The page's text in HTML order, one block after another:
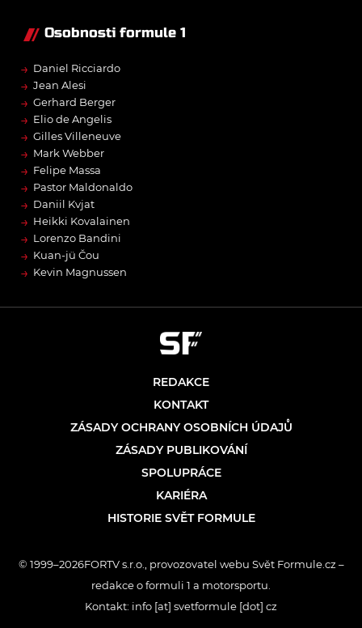
Osobnosti formule 1
→ Daniel Ricciardo
→ Jean Alesi
→ Gerhard Berger
→ Elio de Angelis
→ Gilles Villeneuve
→ Mark Webber
→ Felipe Massa
→ Pastor Maldonaldo
→ Daniil Kvjat
→ Heikki Kovalainen
→ Lorenzo Bandini
→ Kuan-jü Čou
→ Kevin Magnussen
REDAKCE
KONTAKT
ZÁSADY OCHRANY OSOBNÍCH ÚDAJŮ
ZÁSADY PUBLIKOVÁNÍ
SPOLUPRÁCE
KARIÉRA
HISTORIE SVĚT FORMULE
© 1999–2026FORTV s.r.o., provozovatel webu Svět Formule.cz –
redakce o formuli 1 a motorsportu.
Kontakt: info [at] svetformule [dot] cz